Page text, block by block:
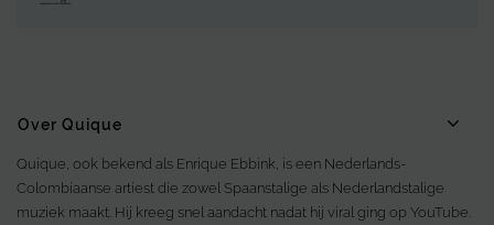
Over Quique
Quique, ook bekend als Enrique Ebbink, is een Nederlands-
Colombiaanse artiest die zowel Spaanstalige als Nederlandstalige
muziek maakt. Hij kreeg snel aandacht nadat hij viral ging op YouTube.